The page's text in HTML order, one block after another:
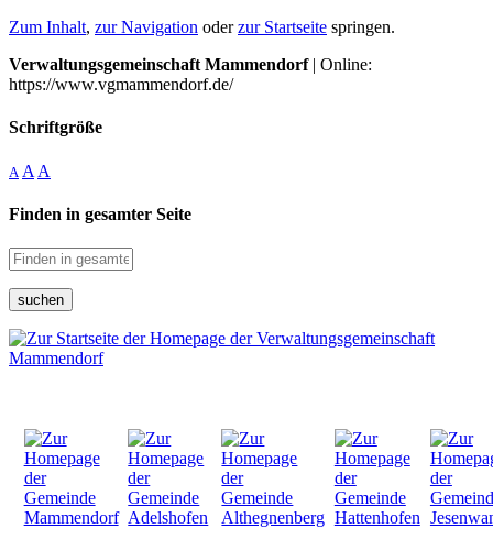
Zum Inhalt, zur Navigation oderzur Startseite springen.
Verwaltungsgemeinschaft Mammendorf| Online:
https://www.vgmammendorf.de/
Schriftgröße
A A A
Finden in gesamter Seite
suchen